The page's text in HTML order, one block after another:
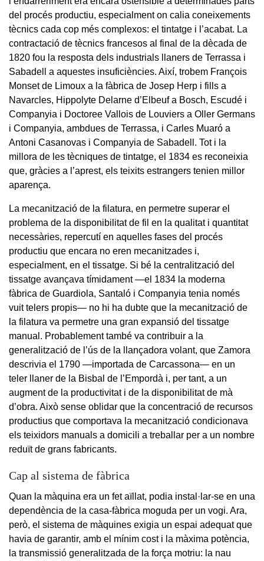
del procés productiu, especialment on calia coneixements
tècnics cada cop més complexos: el tintatge i l’acabat. La
contractació de tècnics francesos al final de la dècada de
1820 fou la resposta dels industrials llaners de Terrassa i
Sabadell a aquestes insuficiències. Així, trobem François
Monset de Limoux a la fàbrica de Josep Herp i fills a
Navarcles, Hippolyte Delarne d’Elbeuf a Bosch, Escudé i
Companyia i Doctoree Vallois de Louviers a Oller Germans
i Companyia, ambdues de Terrassa, i Carles Muaró a
Antoni Casanovas i Companyia de Sabadell. Tot i la
millora de les tècniques de tintatge, el 1834 es reconeixia
que, gràcies a l’aprest, els teixits estrangers tenien millor
aparença.
La mecanització de la filatura, en permetre superar el
problema de la disponibilitat de fil en la qualitat i quantitat
necessàries, repercutí en aquelles fases del procés
productiu que encara no eren mecanitzades i,
especialment, en el tissatge. Si bé la centralització del
tissatge avançava tímidament —el 1834 la moderna
fàbrica de Guardiola, Santaló i Companyia tenia només
vuit telers propis— no hi ha dubte que la mecanització de
la filatura va permetre una gran expansió del tissatge
manual. Probablement també va contribuir a la
generalització de l’ús de la llançadora volant, que Zamora
descrivia el 1790 —importada de Carcassona— en un
teler llaner de la Bisbal de l’Empordà i, per tant, a un
augment de la productivitat i de la disponibilitat de mà
d’obra. Això sense oblidar que la concentració de recursos
productius que comportava la mecanització condicionava
els teixidors manuals a domicili a treballar per a un nombre
reduït de grans fabricants.
Cap al sistema de fàbrica
Quan la màquina era un fet aïllat, podia instal·lar-se en una
dependència de la casa-fàbrica moguda per un vogi. Ara,
però, el sistema de màquines exigia un espai adequat que
havia de garantir, amb el mínim cost i la màxima potència,
la transmissió generalitzada de la força motriu: la nau